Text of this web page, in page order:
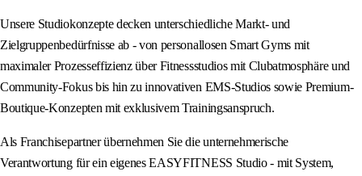
Unsere Studiokonzepte decken unterschiedliche Markt- und
Zielgruppenbedürfnisse ab - von personallosen Smart Gyms mit
maximaler Prozesseffizienz über Fitnessstudios mit Clubatmosphäre und
Community-Fokus bis hin zu innovativen EMS-Studios sowie Premium-
Boutique-Konzepten mit exklusivem Trainingsanspruch.
Als Franchisepartner übernehmen Sie die unternehmerische
Verantwortung für ein eigenes EASYFITNESS Studio - mit System,